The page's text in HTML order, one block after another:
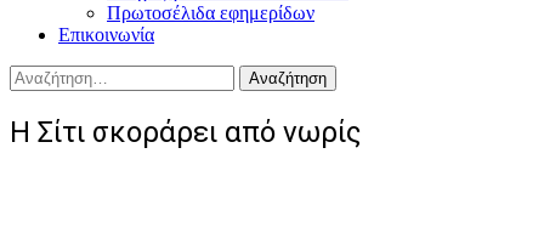
Πρωτοσέλιδα εφημερίδων
Επικοινωνία
Αναζήτηση
για:
H Σίτι σκοράρει από νωρίς